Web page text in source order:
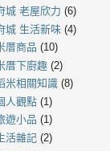
城 老屋欣力 (6)
城 生活新味 (4)
厝商品 (10)
厝下廚趣 (2)
米相關知識 (8)
人觀點 (1)
遊小品 (1)
活雜記 (2)